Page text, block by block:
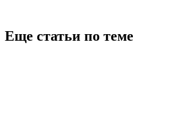
Еще статьи по теме